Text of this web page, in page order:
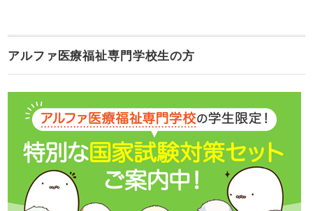
アルファ医療福祉専門学校生の方